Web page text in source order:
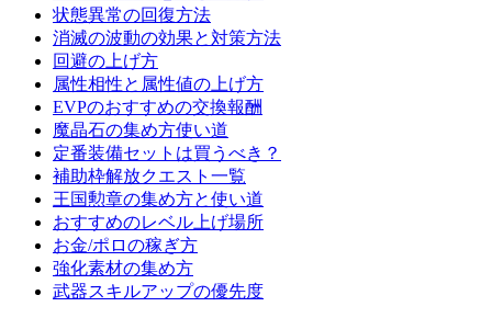
状態異常の回復方法
消滅の波動の効果と対策方法
回避の上げ方
属性相性と属性値の上げ方
EVPのおすすめの交換報酬
魔晶石の集め方使い道
定番装備セットは買うべき？
補助枠解放クエスト一覧
王国勲章の集め方と使い道
おすすめのレベル上げ場所
お金/ポロの稼ぎ方
強化素材の集め方
武器スキルアップの優先度